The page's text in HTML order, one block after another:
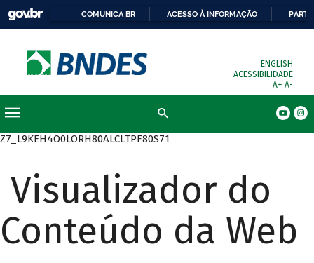
COMUNICA BR ACESSO À INFORMAÇÃO
ENGLISH
ACESSIBILIDADE
A+ A-
Z7_L9KEH4O0LORH80ALCLTPF80S71
Visualizador do
Conteúdo da Web